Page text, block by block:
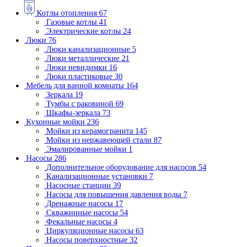
Котлы отопления 67
Газовые котлы 41
Электрические котлы 24
Люки 76
Люки канализационные 5
Люки металлические 21
Люки невидимки 16
Люки пластиковые 30
Мебель для ванной комнаты 164
Зеркала 19
Тумбы с раковиной 69
Шкафы-зеркала 73
Кухонные мойки 236
Мойки из керамогранита 145
Мойки из нержавеющей стали 87
Эмалированные мойки 1
Насосы 286
Дополнительное оборудование для насосов 54
Канализационные установки 7
Насосные станции 39
Насосы для повышения давления воды 7
Дренажные насосы 17
Скважинные насосы 54
Фекальные насосы 4
Циркуляционные насосы 63
Насосы поверхностные 32